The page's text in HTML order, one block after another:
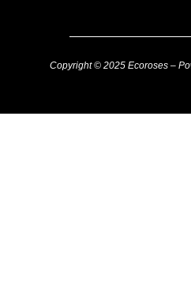
Copyright © 2025 Ecoroses –